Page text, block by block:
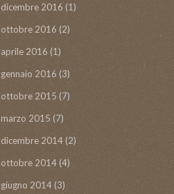
dicembre 2016 (1)
ottobre 2016 (2)
aprile 2016 (1)
gennaio 2016 (3)
ottobre 2015 (7)
marzo 2015 (7)
dicembre 2014(2)
ottobre 2014 (4)
giugno 2014(3)